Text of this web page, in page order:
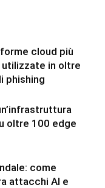
cloud più
in oltre
phishing
oltre 100 edge
come
attacchi AI e